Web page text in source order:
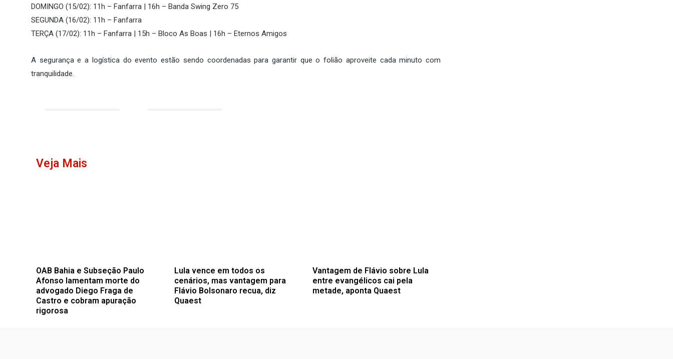
​DOMINGO (15/02): 11h – Fanfarra | 16h – Banda Swing Zero 75
​SEGUNDA (16/02): 11h – Fanfarra
​TERÇA (17/02): 11h – Fanfarra | 15h – Bloco As Boas | 16h – Eternos Amigos
​A segurança e a logística do evento estão sendo coordenadas para garantir que o folião aproveite cada minuto com
tranquilidade.
Veja Mais
OAB Bahia e Subseção Paulo
Afonso lamentam morte do
advogado Diego Fraga de
Castro e cobram apuração
rigorosa
Lula vence em todos os
cenários, mas vantagem para
Flávio Bolsonaro recua, diz
Quaest
Vantagem de Flávio sobre Lula
entre evangélicos cai pela
metade, aponta Quaest